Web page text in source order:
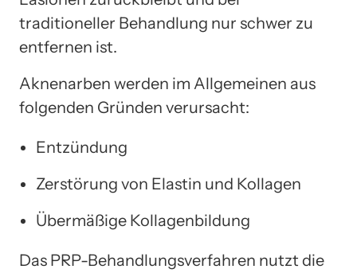
traditioneller Behandlung nur schwer zu
entfernen ist.
Aknenarben werden im Allgemeinen aus
folgenden Gründen verursacht:
Entzündung
Zerstörung von Elastin und Kollagen
Übermäßige Kollagenbildung
Das PRP-Behandlungsverfahren nutzt die